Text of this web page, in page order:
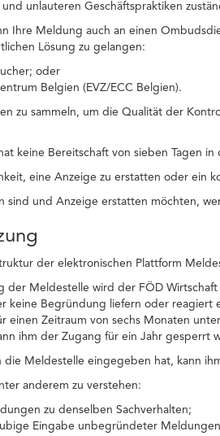
unlauteren Geschäftspraktiken
Ihre Meldung auch an einen
Lösung zu gelangen:
oder
Belgien (EVZ/ECC Belgien).
zu sammeln, um die Qualität der
keine Bereitschaft von sieben Tagen in
eine Anzeige zu erstatten oder ein
sind und Anzeige erstatten möchten,
der elektronischen Plattform
der Meldestelle wird der FÖD
keine Begründung liefern oder
einen Zeitraum von sechs Monaten
ihm der Zugang für ein Jahr gesperrt
Meldestelle eingegeben hat, kann
anderem zu verstehen:
zu denselben Sachverhalten;
Eingabe unbegründeter